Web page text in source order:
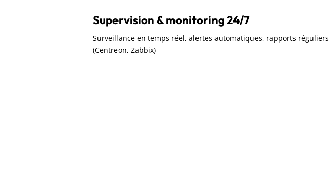
Supervision & monitoring 24/7
Surveillance en temps réel, alertes automatiques, rapports réguliers
(Centreon, Zabbix)